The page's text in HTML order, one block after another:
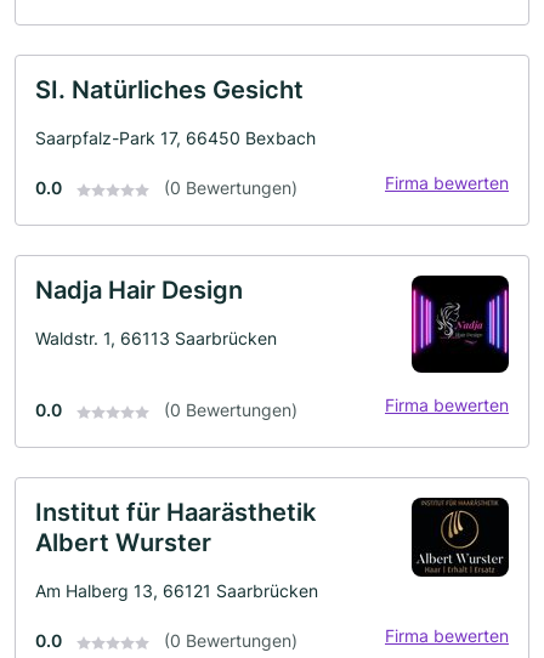
SI. Natürliches Gesicht
Saarpfalz-Park 17, 66450 Bexbach
0.0 (0 Bewertungen) Firma bewerten
Nadja Hair Design
Waldstr. 1, 66113 Saarbrücken
0.0 (0 Bewertungen) Firma bewerten
Institut für Haarästhetik
Albert Wurster
Am Halberg 13, 66121 Saarbrücken
0.0 (0 Bewertungen) Firma bewerten